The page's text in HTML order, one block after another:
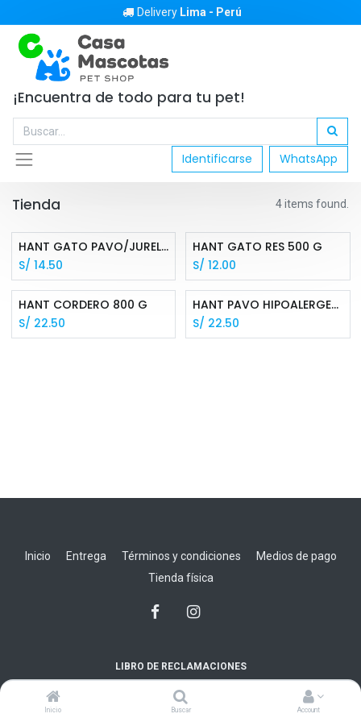
Inicio Buscar Account
Delivery Lima - Perú
¡Encuentra de todo para tu pet!
Identificarse WhatsApp
Tienda 4 items found.
HANT GATO PAVO/JUREL 500 G
S/ 14.50
HANT GATO RES 500 G
S/ 12.00
HANT CORDERO 800 G
S/ 22.50
HANT PAVO HIPOALERGENICO 800 G
S/ 22.50
Inicio Entrega Términos y condiciones
Medios de pago
Tienda física
LIBRO DE RECLAMACIONES
EMGIEM BC SAC